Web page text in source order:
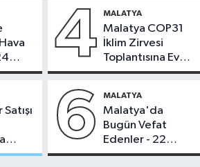
4 MALATYA
Malatya COP31
İklim Zirvesi
Toplantısına Ev
Sahipliği Yaptı
6 MALATYA
Malatya'da
Bugün Vefat
Edenler - 22
Temmuz 2026